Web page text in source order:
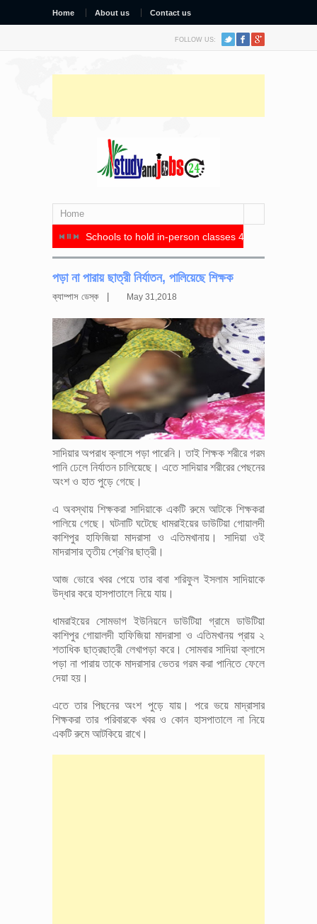
Home About us Contact us
FOLLOW US:
Home
মধ্যে সমঝোতা স্মারক স্বাক্ষরSchools to hold in-person classes 4 days a week,
পড়া না পারায় ছাত্রী নির্যাতন, পালিয়েছে শিক্ষক
ক্যাম্পাস ডেস্ক | May 31,2018
সাদিয়ার অপরাধ ক্লাসে পড়া পারেনি। তাই শিক্ষক শরীরে গরম
পানি ঢেলে নির্যাতন চালিয়েছে। এতে সাদিয়ার শরীরের পেছনের
অংশ ও হাত পুড়ে গেছে।
এ অবস্থায় শিক্ষকরা সাদিয়াকে একটি রুমে আটকে শিক্ষকরা
পালিয়ে গেছে। ঘটনাটি ঘটেছে ধামরাইয়ের ডাউটিয়া গোয়ালদী
কাশিপুর হাফিজিয়া মাদরাসা ও এতিমখানায়। সাদিয়া ওই
মাদরাসার তৃতীয় শ্রেণির ছাত্রী।
আজ ভোরে খবর পেয়ে তার বাবা শরিফুল ইসলাম সাদিয়াকে
উদ্ধার করে হাসপাতালে নিয়ে যায়।
ধামরাইয়ের সোমভাগ ইউনিয়নে ডাউটিয়া গ্রামে ডাউটিয়া
কাশিপুর গোয়ালদী হাফিজিয়া মাদরাসা ও এতিমখানয় প্রায় ২
শতাধিক ছাত্রছাত্রী লেখাপড়া করে। সোমবার সাদিয়া ক্লাসে
পড়া না পারায় তাকে মাদরাসার ভেতর গরম করা পানিতে ফেলে
দেয়া হয়।
এতে তার পিছনের অংশ পুড়ে যায়। পরে ভয়ে মাদ্রাসার
শিক্ষকরা তার পরিবারকে খবর ও কোন হাসপাতালে না নিয়ে
একটি রুমে আটকিয়ে রাখে।